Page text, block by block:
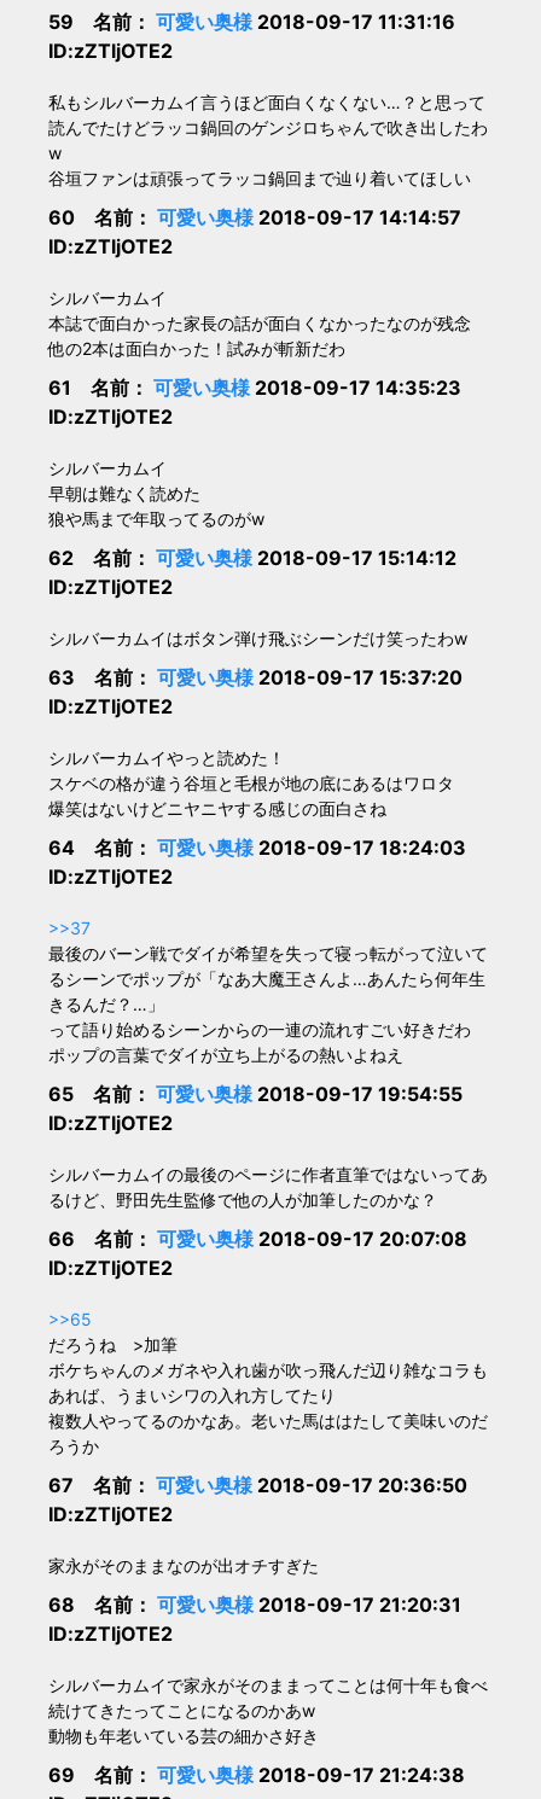
59 名前： 可愛い奥様2018-09-17 11:31:16
ID:zZTljOTE2
私もシルバーカムイ言うほど面白くなくない…？と思って
読んでたけどラッコ鍋回のゲンジロちゃんで吹き出したわ
w
谷垣ファンは頑張ってラッコ鍋回まで辿り着いてほしい
60 名前： 可愛い奥様2018-09-17 14:14:57
ID:zZTljOTE2
シルバーカムイ
本誌で面白かった家長の話が面白くなかったなのが残念
他の2本は面白かった！試みが斬新だわ
61 名前： 可愛い奥様2018-09-17 14:35:23
ID:zZTljOTE2
シルバーカムイ
早朝は難なく読めた
狼や馬まで年取ってるのがw
62 名前： 可愛い奥様2018-09-17 15:14:12
ID:zZTljOTE2
シルバーカムイはボタン弾け飛ぶシーンだけ笑ったわw
63 名前： 可愛い奥様2018-09-17 15:37:20
ID:zZTljOTE2
シルバーカムイやっと読めた！
スケベの格が違う谷垣と毛根が地の底にあるはワロタ
爆笑はないけどニヤニヤする感じの面白さね
64 名前： 可愛い奥様2018-09-17 18:24:03
ID:zZTljOTE2
>>37
最後のバーン戦でダイが希望を失って寝っ転がって泣いて
るシーンでポップが「なあ大魔王さんよ…あんたら何年生
きるんだ？…」
って語り始めるシーンからの一連の流れすごい好きだわ
ポップの言葉でダイが立ち上がるの熱いよねえ
65 名前： 可愛い奥様2018-09-17 19:54:55
ID:zZTljOTE2
シルバーカムイの最後のページに作者直筆ではないってあ
るけど、野田先生監修で他の人が加筆したのかな？
66 名前： 可愛い奥様2018-09-17 20:07:08
ID:zZTljOTE2
>>65
だろうね >加筆
ボケちゃんのメガネや入れ歯が吹っ飛んだ辺り雑なコラも
あれば、うまいシワの入れ方してたり
複数人やってるのかなあ。老いた馬ははたして美味いのだ
ろうか
67 名前： 可愛い奥様2018-09-17 20:36:50
ID:zZTljOTE2
家永がそのままなのが出オチすぎた
68 名前： 可愛い奥様2018-09-17 21:20:31
ID:zZTljOTE2
シルバーカムイで家永がそのままってことは何十年も食べ
続けてきたってことになるのかあw
動物も年老いている芸の細かさ好き
69 名前： 可愛い奥様2018-09-17 21:24:38